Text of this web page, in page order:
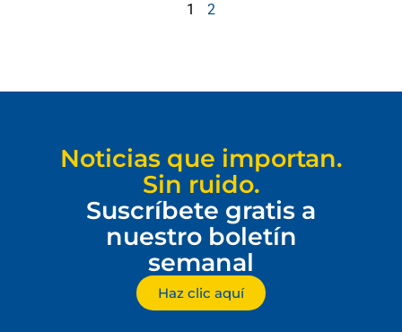
1 2
Noticias que importan.
Sin ruido.
Suscríbete gratis a
nuestro boletín
semanal
Haz clic aquí